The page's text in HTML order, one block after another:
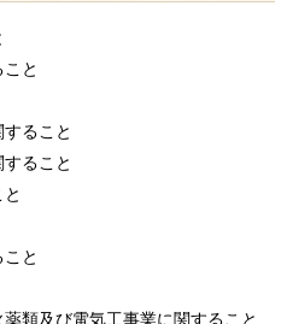
と
ること
ること
と
類及び電気工事業に関すること